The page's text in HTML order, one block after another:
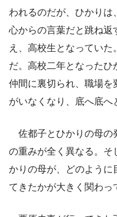
われるのだが、ひかりは
心からの言葉だと跳ね返
え、高校生となってい
だ。高校二年となったひ
仲間に裏切られ、職場を
がいなくなり、底へ底へ
佐都子とひかりの母の
の重みが全く異なる。そ
かりの母が、どのように
てきたかが大きく関わっ